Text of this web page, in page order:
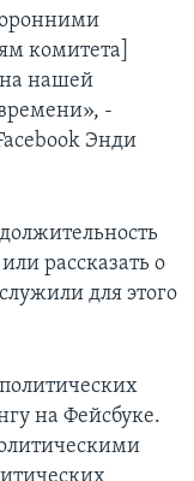
комитета]
на нашей
-
Энди
рассказать о
для этого
на Фейсбуке.